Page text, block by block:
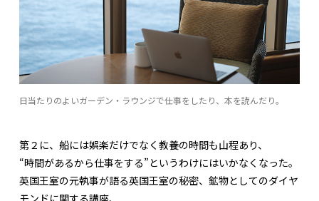
日当たりのよいガーデン・ラウンジで仕事をしたり、本を読んだり。
第２に、船には娯楽だけでなく教養の時間も山程あり、
“時間があるから仕事をする”というわけにはいかなくなった。
英国王室の元執事が語る英国王室の秘密、鉱物としてのダイヤ
モンドに関する講座、